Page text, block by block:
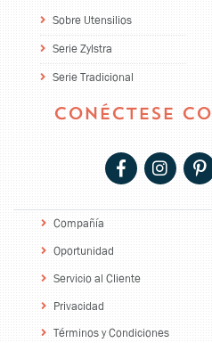
Sobre Utensilios
Serie Zylstra
Serie Tradicional
CONÉCTESE
Compañía
Oportunidad
Servicio al Cliente
Privacidad
Términos y Condiciones